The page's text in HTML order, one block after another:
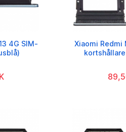
4G SIM-
Xiaomi Redmi